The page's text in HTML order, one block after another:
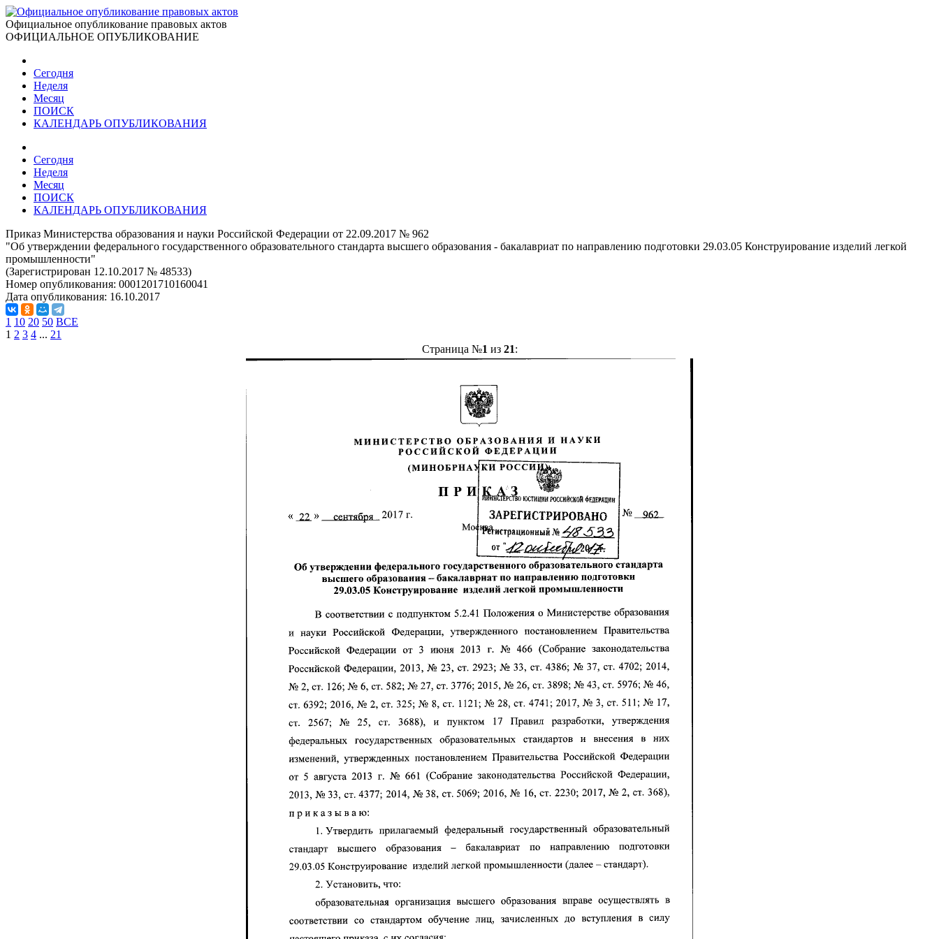
Официальное опубликование правовых актов
ОФИЦИАЛЬНОЕ ОПУБЛИКОВАНИЕ
Сегодня
Неделя
Месяц
ПОИСК
КАЛЕНДАРЬ ОПУБЛИКОВАНИЯ
Сегодня
Неделя
Месяц
ПОИСК
КАЛЕНДАРЬ ОПУБЛИКОВАНИЯ
Приказ Министерства образования и науки Российской Федерации от 22.09.2017 № 962
"Об утверждении федерального государственного образовательного стандарта высшего образования - бакалавриат по направлению подготовки 29.03.05 Конструирование изделий легкой
промышленности"
(Зарегистрирован 12.10.2017 № 48533)
Номер опубликования: 0001201710160041
Дата опубликования: 16.10.2017
1 10 20 50 ВСЕ
1 2 3 4 ... 21
Страница №1 из 21: